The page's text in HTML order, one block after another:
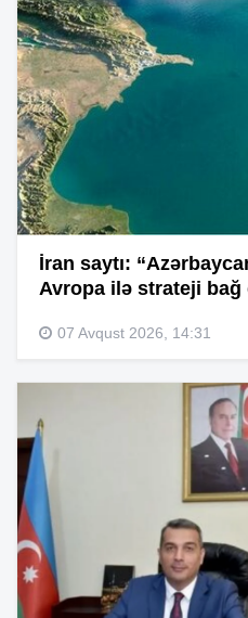
İran saytı:
Avropa ilə strateji bağ
07 Avqust 2026, 14:31